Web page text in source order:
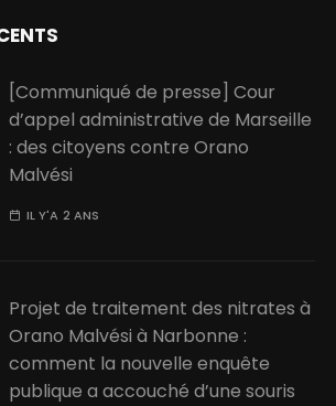
[Communiqué de presse] Cour
d’appel administrative de Marseille
: des citoyens contre Orano
Malvési
IL Y'A 2 ANS
Projet de traitement des nitrates à
Orano Malvési à Narbonne :
comment la nouvelle enquête
publique a accouché d’une souris